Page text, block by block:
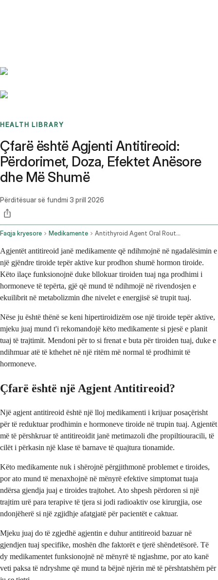
HEALTH LIBRARY
Çfarë është Agjenti Antitireoid:
Përdorimet, Doza, Efektet Anësore
dhe Më Shumë
Përditësuar së fundmi 3 prill 2026
Faqja kryesore Medikamente Antithyroid Agent Oral Route Rectal Route
Agjentët antitireoid janë medikamente që ndihmojnë në ngadalësimin e
një gjëndre tiroide tepër aktive kur prodhon shumë hormon tiroide.
Këto ilaçe funksionojnë duke bllokuar tiroiden tuaj nga prodhimi i
hormoneve të tepërta, gjë që mund të ndihmojë në rivendosjen e
ekuilibrit në metabolizmin dhe nivelet e energjisë së trupit tuaj.
Nëse ju është thënë se keni hipertiroidizëm ose një tiroide tepër aktive,
mjeku juaj mund t'i rekomandojë këto medikamente si pjesë e planit
tuaj të trajtimit. Mendoni për to si frenat e buta për tiroiden tuaj, duke e
ndihmuar atë të kthehet në një ritëm më normal të prodhimit të
hormoneve.
Çfarë është një Agjent Antitireoid?
Një agjent antitireoid është një lloj medikamenti i krijuar posaçërisht
për të reduktuar prodhimin e hormoneve tiroide në trupin tuaj. Agjentët
më të përshkruar të antitireoidit janë metimazoli dhe propiltiouracili, të
cilët i përkasin një klase të barnave të quajtura tionamide.
Këto medikamente nuk i shërojnë përgjithmonë problemet e tiroides,
por ato mund të menaxhojnë në mënyrë efektive simptomat tuaja
ndërsa gjendja juaj e tiroides trajtohet. Ato shpesh përdoren si një
trajtim urë para terapive të tjera si jodi radioaktiv ose kirurgjia, ose
ndonjëherë si një zgjidhje afatgjatë për pacientët e caktuar.
Mjeku juaj do të zgjedhë agjentin e duhur antitireoid bazuar në
gjendjen tuaj specifike, moshën dhe faktorët e tjerë shëndetësorë. Të
dy medikamentet funksionojnë në mënyrë të ngjashme, por ato kanë
veti paksa të ndryshme që mund ta bëjnë njërin më të përshtatshëm për